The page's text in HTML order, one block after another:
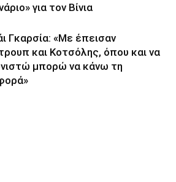
για τον Βίνια
Γκαρσία: «Με έπεισαν
και Κοτσόλης, όπου και να
μπορώ να κάνω τη